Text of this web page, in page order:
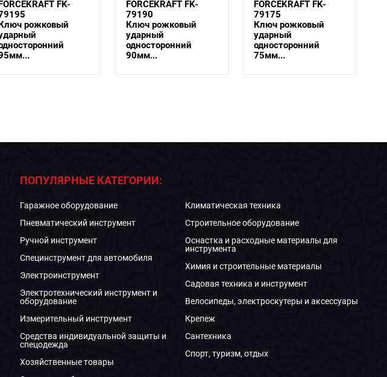
FORCEKRAFT FK-
79190
Ключ рожковый
ударный
односторонний
90мм...
FORCEKRAFT FK-
79175
Ключ рожковый
ударный
односторонний
75мм...
FORCEKRAFT FK-
79170
Ключ рожковый
ударный
односторонний
70мм...
ПОПУЛЯРНЫЕ КАТЕГОРИИ:
Гаражное оборудование
Пневматический инструмент
Ручной инструмент
Специнструмент для автомобиля
Электроинструмент
Электротехнический инструмент и
оборудование
Измерительный инструмент
Средства индивидуальной защиты и
спецодежда
Хозяйственные товары
Климатическая техника
Строительное оборудование
Оснастка и расходные материалы для
инструмента
Химия и строительные материалы
Садовая техника и инструмент
Велосипеды, электроскутеры и аксессуары
Крепеж
Сантехника
Спорт, туризм, отдых